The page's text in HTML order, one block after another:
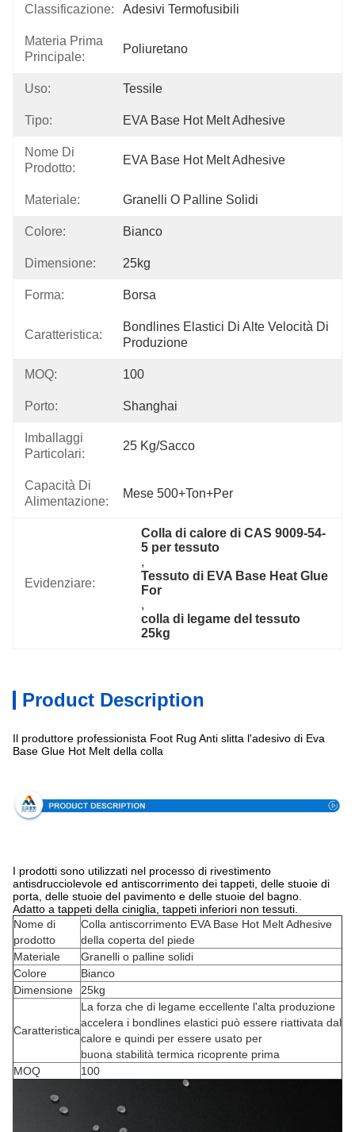
Classificazione: Adesivi Termofusibili
Materia Prima
Principale:
Poliuretano
Uso: Tessile
Tipo: EVA Base Hot Melt Adhesive
Nome Di
Prodotto:
EVA Base Hot Melt Adhesive
Materiale: Granelli O Palline Solidi
Colore: Bianco
Dimensione: 25kg
Forma: Borsa
Caratteristica:
Bondlines Elastici Di Alte Velocità Di
Produzione
MOQ: 100
Porto: Shanghai
Imballaggi
Particolari:
25 Kg/sacco
Capacità Di
Alimentazione:
Mese 500+Ton+per
Evidenziare:
Colla di calore di CAS 9009-54-
5 per tessuto
,
Tessuto di EVA Base Heat Glue
For
,
colla di legame del tessuto
25kg
Product Description
Il produttore professionista Foot Rug Anti slitta l'adesivo di Eva
Base Glue Hot Melt della colla
I prodotti sono utilizzati nel processo di rivestimento
antisdrucciolevole ed antiscorrimento dei tappeti, delle stuoie di
porta, delle stuoie del pavimento e delle stuoie del bagno.
Adatto a tappeti della ciniglia, tappeti inferiori non tessuti.
Nome di
prodotto
Colla antiscorrimento EVA Base Hot Melt Adhesive
della coperta del piede
Materiale
Granelli o palline solidi
Colore
Bianco
Dimensione
25kg
Caratteristica
La forza che di legame eccellente l'alta produzione
accelera i bondlines elastici può essere riattivata dal
calore e quindi per essere usato per
buona stabilità termica ricoprente prima
MOQ
100